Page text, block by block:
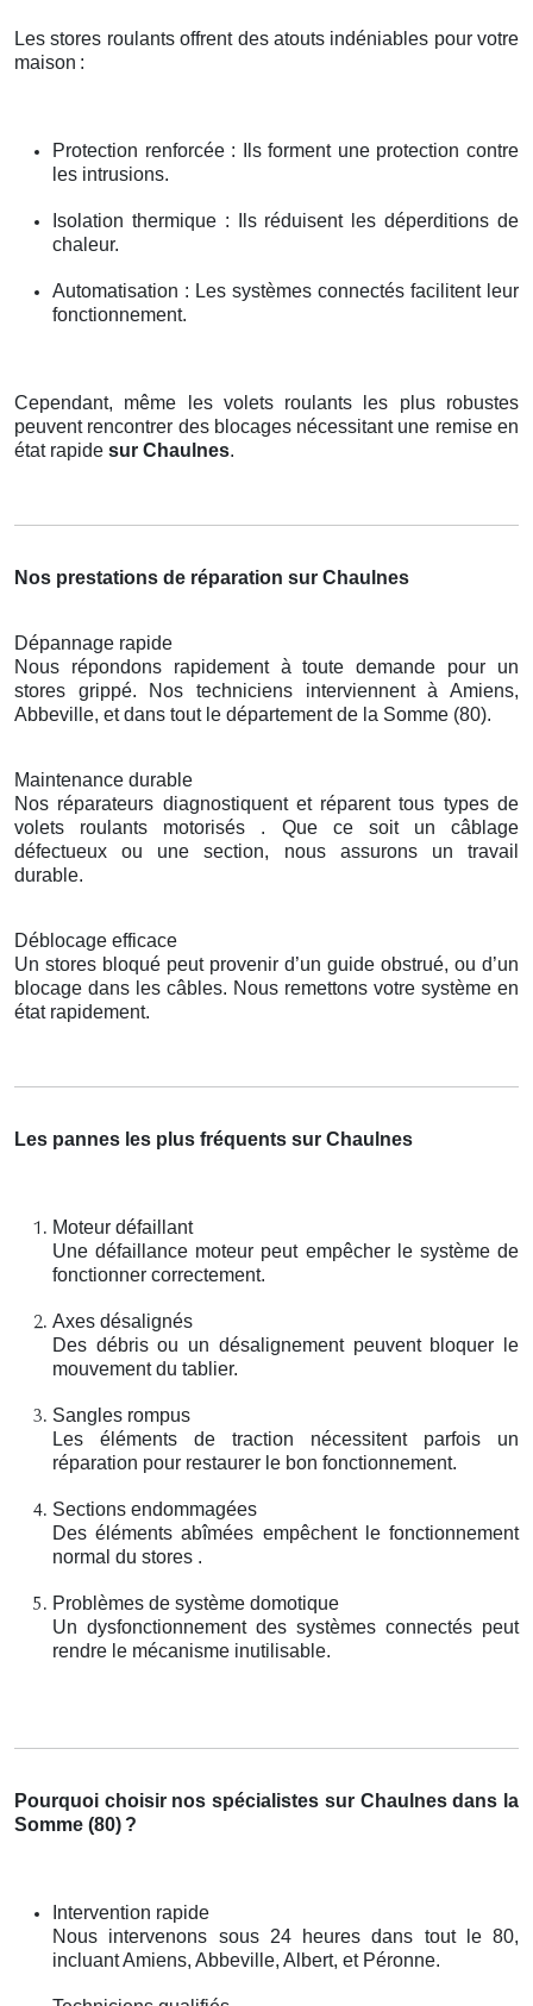
Les stores roulants offrent des atouts indéniables pour votre
maison :
Protection renforcée : Ils forment une protection contre
les intrusions.
Isolation thermique : Ils réduisent les déperditions de
chaleur.
Automatisation : Les systèmes connectés facilitent leur
fonctionnement.
Cependant, même les volets roulants les plus robustes
peuvent rencontrer des blocages nécessitant une remise en
état rapide sur Chaulnes.
Nos prestations de réparation sur Chaulnes
Dépannage rapide
Nous répondons rapidement à toute demande pour un
stores grippé. Nos techniciens interviennent à Amiens,
Abbeville, et dans tout le département de la Somme (80).
Maintenance durable
Nos réparateurs diagnostiquent et réparent tous types de
volets roulants motorisés . Que ce soit un câblage
défectueux ou une section, nous assurons un travail
durable.
Déblocage efficace
Un stores bloqué peut provenir d’un guide obstrué, ou d’un
blocage dans les câbles. Nous remettons votre système en
état rapidement.
Les pannes les plus fréquents sur Chaulnes
Moteur défaillant
Une défaillance moteur peut empêcher le système de
fonctionner correctement.
Axes désalignés
Des débris ou un désalignement peuvent bloquer le
mouvement du tablier.
Sangles rompus
Les éléments de traction nécessitent parfois un
réparation pour restaurer le bon fonctionnement.
Sections endommagées
Des éléments abîmées empêchent le fonctionnement
normal du stores .
Problèmes de système domotique
Un dysfonctionnement des systèmes connectés peut
rendre le mécanisme inutilisable.
Pourquoi choisir nos spécialistes sur Chaulnes dans la
Somme (80) ?
Intervention rapide
Nous intervenons sous 24 heures dans tout le 80,
incluant Amiens, Abbeville, Albert, et Péronne.